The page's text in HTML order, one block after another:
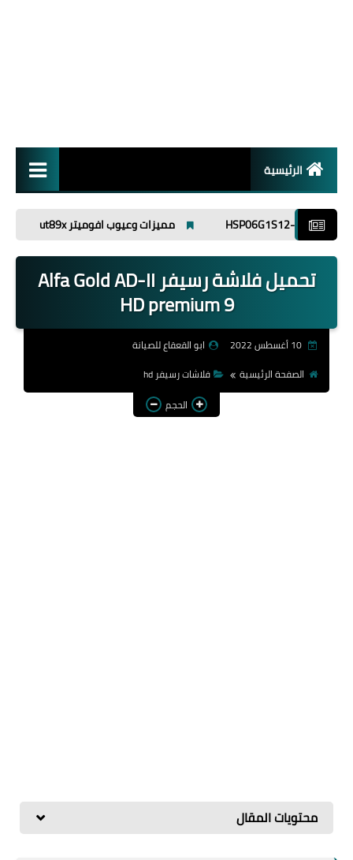
الرئيسية
انظمة تشغيل
برامج
اسلاميات
مميزات وعيوب افوميتر ut89x فلاشه GX6605H-S20004(221227) أبو القعقاع للصيانة
تحميل فلاشة رسيفر Alfa Gold AD-II
HD premium 9
ابو القعقاع للصيانة
الصفحة الرئيسية
فلاشات رسيفر hd
الحجم
محتويات المقال